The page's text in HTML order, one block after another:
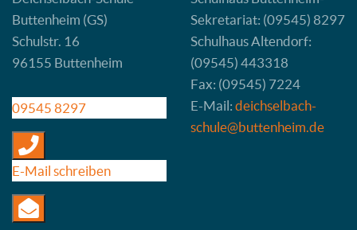
Buttenheim (GS)
Schulstr. 16
96155 Buttenheim
09545 8297
E-Mail schreiben
Sekretariat: (09545) 8297
Schulhaus Altendorf:
(09545) 443318
Fax: (09545) 7224
E-Mail: deichselbach-
schule@buttenheim.de